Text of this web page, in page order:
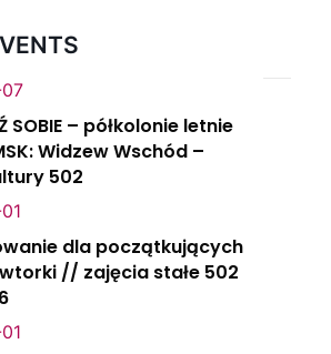
SOBIE – półkolonie letnie
Widzew Wschód –
502
dla początkujących
// zajęcia stałe 502